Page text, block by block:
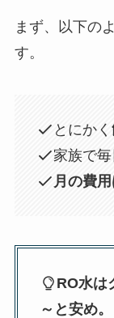
まず、以下の
す。
とにかく
家族で毎
月の費
RO水は
～と安め